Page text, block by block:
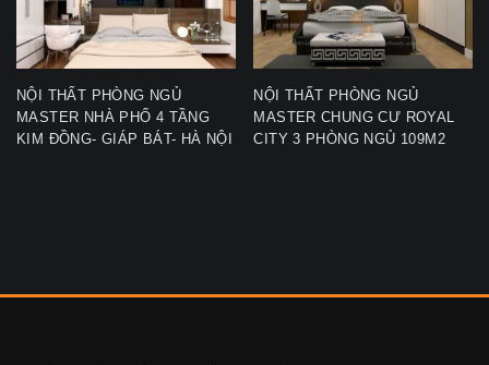
NỘI THẤT PHÒNG NGỦ
MASTER NHÀ PHỐ 4 TẦNG
KIM ĐỒNG- GIÁP BÁT- HÀ NỘI
NỘI THẤT PHÒNG NGỦ
MASTER CHUNG CƯ ROYAL
CITY 3 PHÒNG NGỦ 109M2